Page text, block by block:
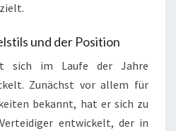
und der Position
sich im Laufe der Jahre
Zunächst vor allem für
bekannt, hat er sich zu
entwickelt, der in